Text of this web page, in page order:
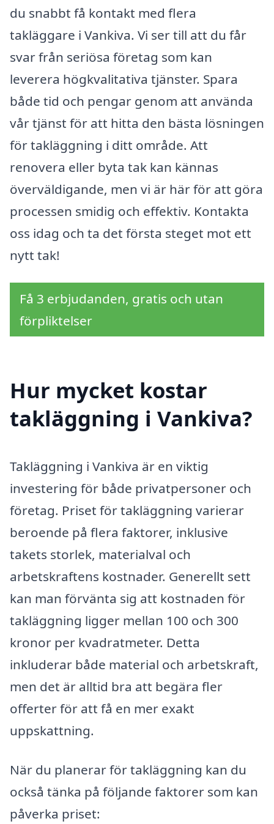
du snabbt få kontakt med flera
takläggare i Vankiva. Vi ser till att du får
svar från seriösa företag som kan
leverera högkvalitativa tjänster. Spara
både tid och pengar genom att använda
vår tjänst för att hitta den bästa lösningen
för takläggning i ditt område. Att
renovera eller byta tak kan kännas
överväldigande, men vi är här för att göra
processen smidig och effektiv. Kontakta
oss idag och ta det första steget mot ett
nytt tak!
Få 3 erbjudanden, gratis och utan
förpliktelser
Hur mycket kostar
takläggning i Vankiva?
Takläggning i Vankiva är en viktig
investering för både privatpersoner och
företag. Priset för takläggning varierar
beroende på flera faktorer, inklusive
takets storlek, materialval och
arbetskraftens kostnader. Generellt sett
kan man förvänta sig att kostnaden för
takläggning ligger mellan 100 och 300
kronor per kvadratmeter. Detta
inkluderar både material och arbetskraft,
men det är alltid bra att begära fler
offerter för att få en mer exakt
uppskattning.
När du planerar för takläggning kan du
också tänka på följande faktorer som kan
påverka priset: